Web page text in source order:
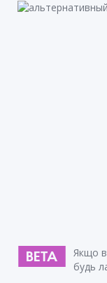
Якщо
будь